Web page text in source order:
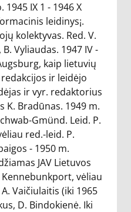
IX 1 - 1946 X
leidinys¡.
kolektyvas. Red. V.
Vyliaudas. 1947 IV -
kaip lietuvių
ir leidėjo
ir vyr. redaktorius
K. Bradūnas. 1949 m.
Gmünd. Leid. P.
red.-leid. P.
- 1950 m.
JAV Lietuvos
vėliau
Vaičiulaitis (iki 1965
D. Bindokienė. Iki